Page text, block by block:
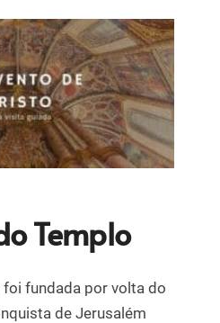
Templo
fundada por volta do
de Jerusalém